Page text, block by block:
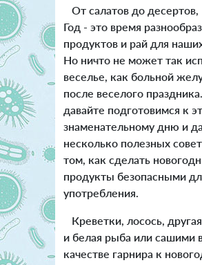
От салатов до
Год - это время
продуктов и рай для наших
Но ничто не может так
веселье, как больной
после веселого
давайте подготовимся к
знаменательному дню и
несколько полезных
том, как сделать
продукты безопасными
употребления.
Креветки, лосось,
и белая рыба или сашими
качестве гарнира к